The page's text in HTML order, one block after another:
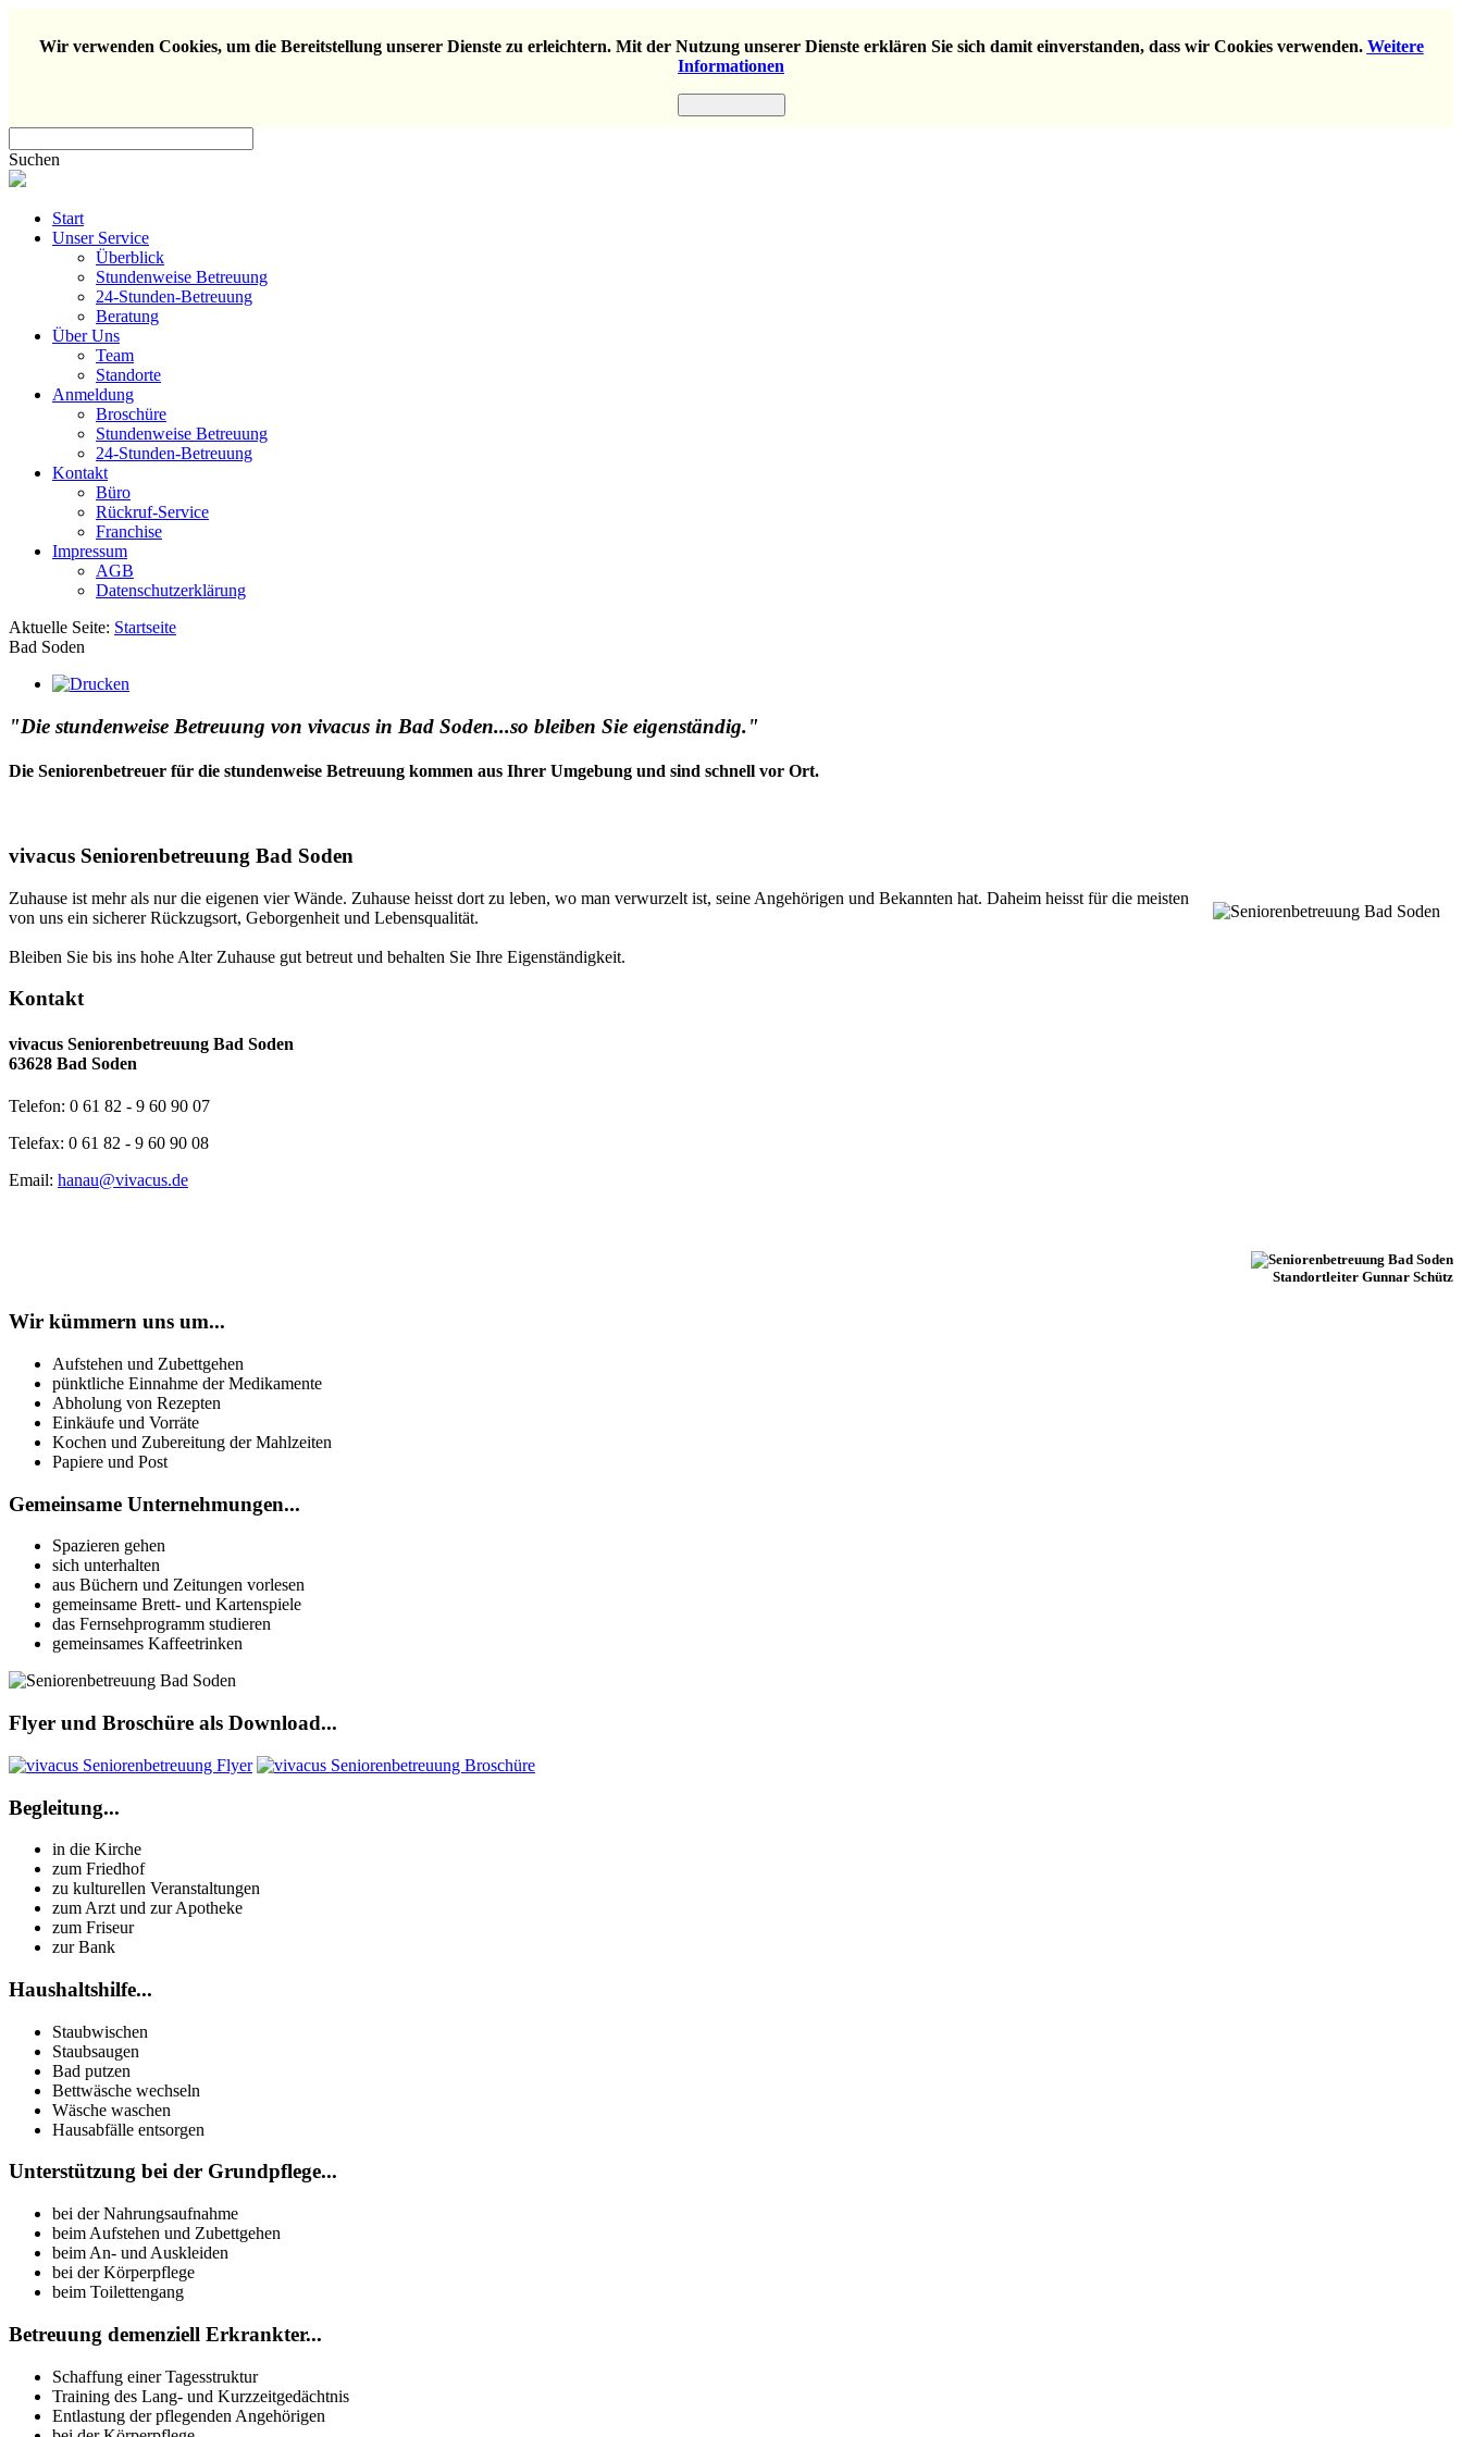
Wir verwenden Cookies, um die Bereitstellung unserer Dienste zu erleichtern. Mit der Nutzung unserer Dienste erklären Sie sich damit einverstanden, dass wir Cookies verwenden. Weitere
Informationen
Suchen
Start
Unser Service
Überblick
Stundenweise Betreuung
24-Stunden-Betreuung
Beratung
Über Uns
Team
Standorte
Anmeldung
Broschüre
Stundenweise Betreuung
24-Stunden-Betreuung
Kontakt
Büro
Rückruf-Service
Franchise
Impressum
AGB
Datenschutzerklärung
Aktuelle Seite: Startseite
Bad Soden
"Die stundenweise Betreuung von vivacus in Bad Soden...so bleiben Sie eigenständig."
Die Seniorenbetreuer für die stundenweise Betreuung kommen aus Ihrer Umgebung und sind schnell vor Ort.
vivacus Seniorenbetreuung Bad Soden
Zuhause ist mehr als nur die eigenen vier Wände. Zuhause heisst dort zu leben, wo man verwurzelt ist, seine Angehörigen und Bekannten hat. Daheim heisst für die meisten
von uns ein sicherer Rückzugsort, Geborgenheit und Lebensqualität.
Bleiben Sie bis ins hohe Alter Zuhause gut betreut und behalten Sie Ihre Eigenständigkeit.
Kontakt
vivacus Seniorenbetreuung Bad Soden
63628 Bad Soden
Telefon: 0 61 82 - 9 60 90 07
Telefax: 0 61 82 - 9 60 90 08
Email: hanau@vivacus.de
Standortleiter Gunnar Schütz
Wir kümmern uns um...
Aufstehen und Zubettgehen
pünktliche Einnahme der Medikamente
Abholung von Rezepten
Einkäufe und Vorräte
Kochen und Zubereitung der Mahlzeiten
Papiere und Post
Gemeinsame Unternehmungen...
Spazieren gehen
sich unterhalten
aus Büchern und Zeitungen vorlesen
gemeinsame Brett- und Kartenspiele
das Fernsehprogramm studieren
gemeinsames Kaffeetrinken
Flyer und Broschüre als Download...
Begleitung...
in die Kirche
zum Friedhof
zu kulturellen Veranstaltungen
zum Arzt und zur Apotheke
zum Friseur
zur Bank
Haushaltshilfe...
Staubwischen
Staubsaugen
Bad putzen
Bettwäsche wechseln
Wäsche waschen
Hausabfälle entsorgen
Unterstützung bei der Grundpflege...
bei der Nahrungsaufnahme
beim Aufstehen und Zubettgehen
beim An- und Auskleiden
bei der Körperpflege
beim Toilettengang
Betreuung demenziell Erkrankter...
Schaffung einer Tagesstruktur
Training des Lang- und Kurzzeitgedächtnis
Entlastung der pflegenden Angehörigen